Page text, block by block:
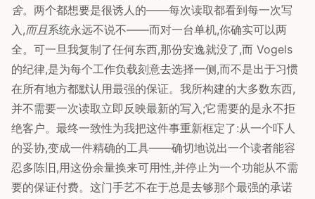
舍。两个都想要是很诱人的——每次读取都看到每一次写
入,而且系统永远不说不——而对一台单机,你确实可以两
全。可一旦我复制了任何东西,那份安逸就没了,而 Vogels
的纪律,是为每个工作负载刻意去选择一侧,而不是出于习惯
在所有地方都默认用最强的保证。我所构建的大多数东西,
并不需要一次读取立即反映最新的写入;它需要的是永不拒
绝客户。最终一致性为我把这件事重新框定了:从一个吓人
的妥协,变成一件精确的工具——确切地说出一个读者能容
忍多陈旧,用这份余量换来可用性,并停止为一个功能从不需
要的保证付费。这门手艺不在于总是去够那个最强的承诺